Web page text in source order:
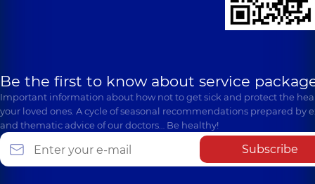
Be the first to know about service
Important information about how not to get sick and protect the
your loved ones. A cycle of seasonal recommendations prepared by
and thematic advice of our doctors… Be healthy!
Subscribe